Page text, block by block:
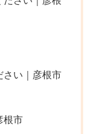
さい｜彦根市
根市